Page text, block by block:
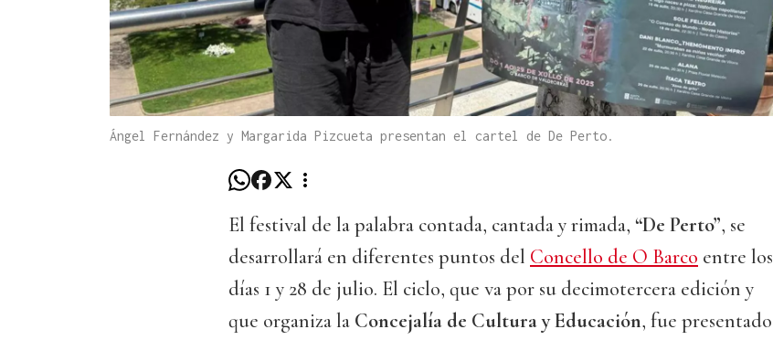
Ángel Fernández y Margarida Pizcueta presentan el cartel de De Perto.
El festival de la palabra contada, cantada y rimada, “De Perto”, se
desarrollará en diferentes puntos del Concello de O Barco entre los
días 1 y 28 de julio. El ciclo, que va por su decimotercera edición y
que organiza la Concejalía de Cultura y Educación, fue presentado